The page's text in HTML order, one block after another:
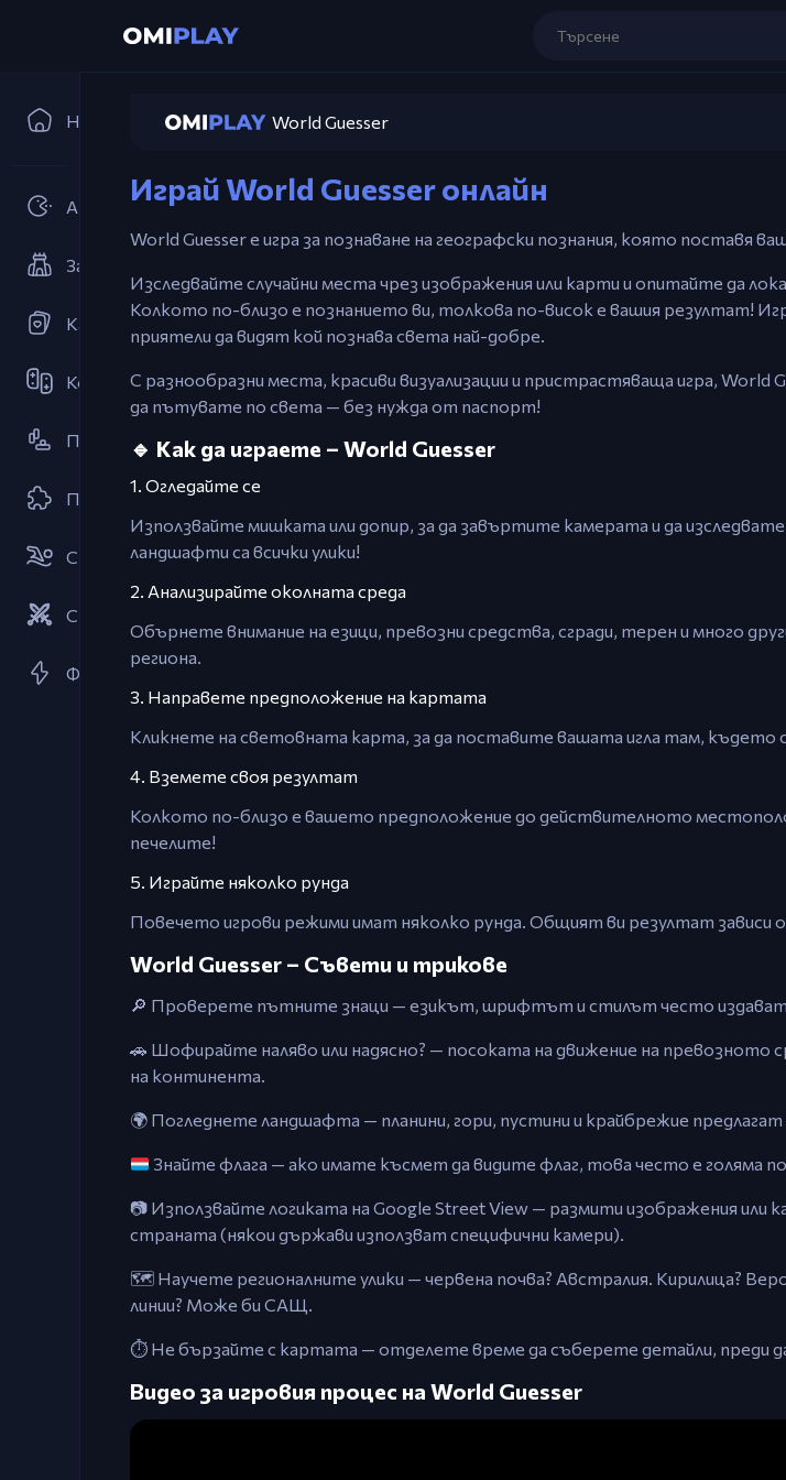
Начало
Аркади
Защита на кулите
Карти
Кооперативни
Платформър
Пъзел
Спорт
Стратегии
Флаш Игри
World Guesser
Мишка –
Играй World Guesser онлайн
World Guesser е игра за познаване на географски познания, която поставя
Изследвайте случайни места чрез изображения или карти и опитайте да
Колкото по-близо е познанието ви, толкова по-висок е вашия резултат!
приятели да видят кой познава света най-добре.
С разнообразни места, красиви визуализации и пристрастяваща игра, World
да пътувате по света — без нужда от паспорт!
🔹 Как да играете – World Guesser
1. Огледайте се
Използвайте мишката или допир, за да завъртите камерата и да
ландшафти са всички улики!
2. Анализирайте околната среда
Обърнете внимание на езици, превозни средства, сгради, терен и много
региона.
3. Направете предположение на картата
Кликнете на световната карта, за да поставите вашата игла там,
4. Вземете своя резултат
Колкото по-близо е вашето предположение до действителното
печелите!
5. Играйте няколко рунда
Повечето игрови режими имат няколко рунда. Общият ви резултат
World Guesser – Съвети и трикове
🔎 Проверете пътните знаци — езикът, шрифтът и стилът често издават
🚗 Шофирайте наляво или надясно? — посоката на движение на превозното
на континента.
🌍 Погледнете ландшафта — планини, гори, пустини и крайбрежие предлагат
Знайте флага — ако имате късмет да видите флаг, това често е голяма
📷 Използвайте логиката на Google Street View — размити изображения или
страната (някои държави използват специфични камери).
🗺️ Научете регионалните улики — червена почва? Австралия. Кирилица?
линии? Може би САЩ.
⏱️ Не бързайте с картата — отделете време да съберете детайли, преди
Видео за игровия процес на World Guesser